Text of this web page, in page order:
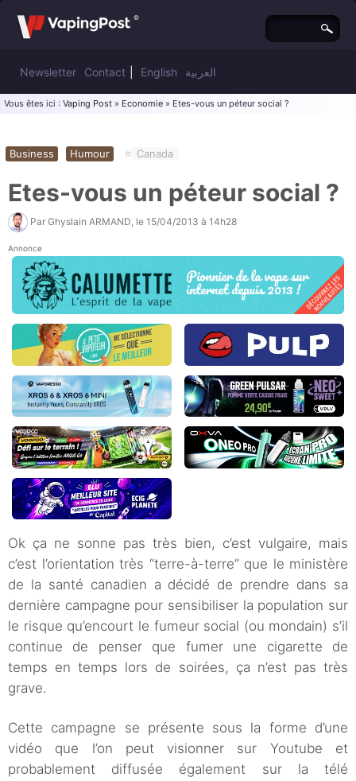
Newsletter Contact English العربية
Vous êtes ici : Vaping Post » Economie » Etes-vous un péteur social ?
Business Humour # Canada
Etes-vous un péteur social ?
Par Ghyslain ARMAND , le 15/04/2013 à 14h28
Annonce
Ok ça ne sonne pas très bien, c’est vulgaire, mais
c’est l’orientation très “terre-à-terre” que le ministère
de la santé canadien a décidé de prendre dans sa
dernière campagne pour sensibiliser la population sur
le risque qu’encourt le fumeur social (ou mondain) s’il
continue de penser que fumer une cigarette de
temps en temps lors de soirées, ça n’est pas très
grave.
Cette campagne se présente sous la forme d’une
vidéo que l’on peut visionner sur Youtube et
probablement diffusée également sur la télé